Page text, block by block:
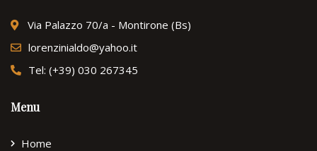
Via Palazzo 70/a - Montirone (Bs)
lorenzinialdo@yahoo.it
Tel: (+39) 030 267345
Menu
Home